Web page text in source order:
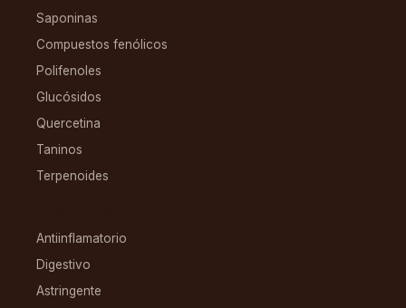
Saponinas
Compuestos fenólicos
Polifenoles
Glucósidos
Quercetina
Taninos
Terpenoides
Antiinflamatorio
Digestivo
Astringente